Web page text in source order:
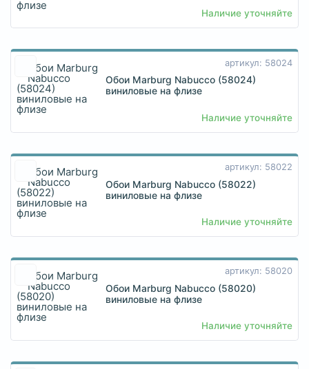
Наличие уточняйте
артикул: 58024
Обои Marburg Nabucco (58024)
виниловые на флизе
Наличие уточняйте
артикул: 58022
Обои Marburg Nabucco (58022)
виниловые на флизе
Наличие уточняйте
артикул: 58020
Обои Marburg Nabucco (58020)
виниловые на флизе
Наличие уточняйте